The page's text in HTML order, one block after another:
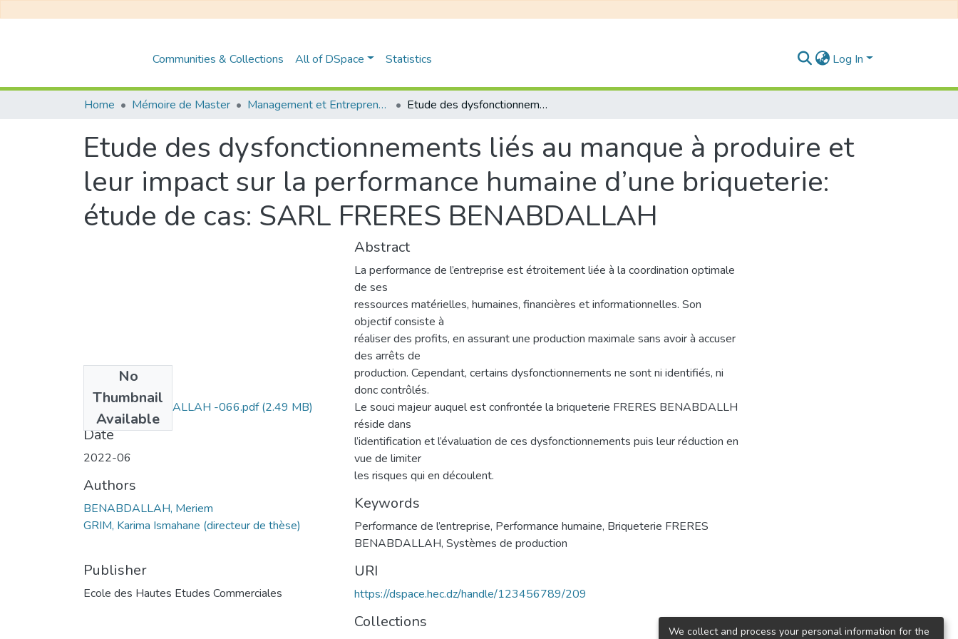
Communities & Collections All of DSpace Statistics Log In
Home Mémoire de Master Management et Entrepreneuriat Etude des dysfonctionnements liés au manque à produire et leur impact sur la performance humaine d’une briqueterie: étude de cas: SARL FRERES BENABDALLAH
Etude des dysfonctionnements liés au manque à produire et
leur impact sur la performance humaine d’une briqueterie:
étude de cas: SARL FRERES BENABDALLAH
No
Thumbnail
Available
Meriem BENABDALLAH -066.pdf(2.49 MB)
Date
2022-06
Authors
BENABDALLAH, Meriem
GRIM, Karima Ismahane (directeur de thèse)
Publisher
Ecole des Hautes Etudes Commerciales
Abstract
La performance de l’entreprise est étroitement liée à la coordination optimale
de ses
ressources matérielles, humaines, financières et informationnelles. Son
objectif consiste à
réaliser des profits, en assurant une production maximale sans avoir à accuser
des arrêts de
production. Cependant, certains dysfonctionnements ne sont ni identifiés, ni
donc contrôlés.
Le souci majeur auquel est confrontée la briqueterie FRERES BENABDALLH
réside dans
l’identification et l’évaluation de ces dysfonctionnements puis leur réduction en
vue de limiter
les risques qui en découlent.
Keywords
Performance de l’entreprise, Performance humaine, Briqueterie FRERES
BENABDALLAH, Systèmes de production
URI
https://dspace.hec.dz/handle/123456789/209
Collections
We collect and process your personal information for the